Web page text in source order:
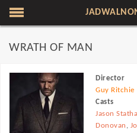
WRATH OF MAN
Director
Guy Ritchie
Casts
Jason
Donovan ,